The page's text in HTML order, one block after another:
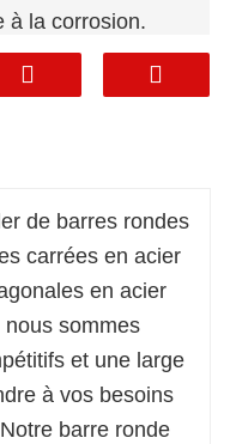
à la corrosion.
tiges en acier
fiable et
de barres rondes
carrées en acier
en acier
sommes
et une large
à vos besoins
barre ronde